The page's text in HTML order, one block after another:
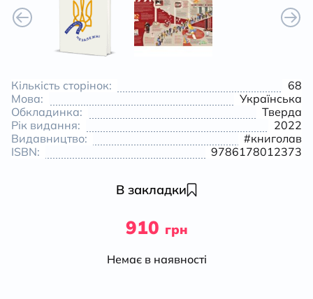
Кількість сторінок:
68
Мова:
Українська
Обкладинка:
Тверда
Рік видання:
2022
Видавництво:
#книголав
ISBN:
9786178012373
В закладки
910 грн
Немає в наявності